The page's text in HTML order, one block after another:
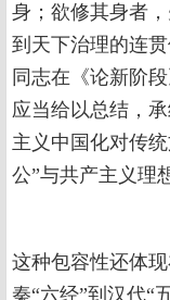
身；欲修其身者
到天下治理的连
同志在《论新阶
应当给以总结，
主义中国化对传
公”与共产主义理
这种包容性还体
秦“六经”到汉代“